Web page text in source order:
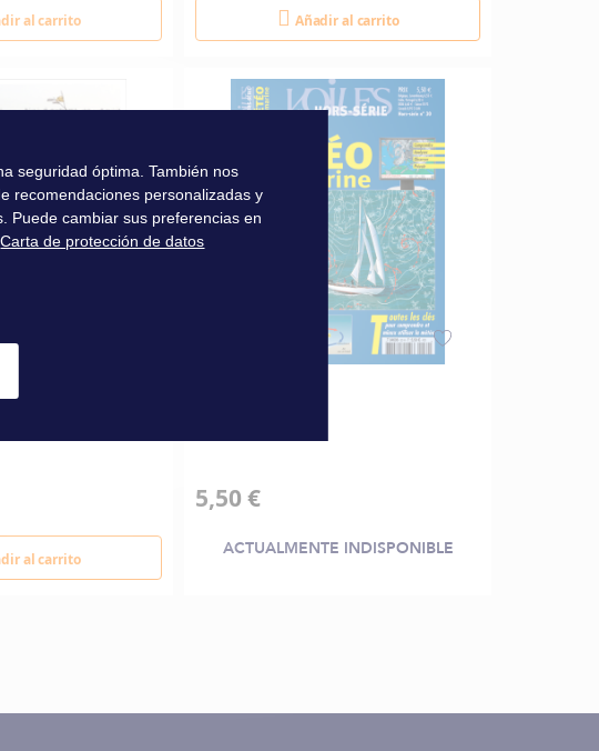
al carrito Añadir al carrito
al carrito
5,50 €
ACTUALMENTE INDISPONIBLE
seguridad óptima. También nos
recomendaciones personalizadas y
Puede cambiar sus preferencias en
Carta de protección de datos